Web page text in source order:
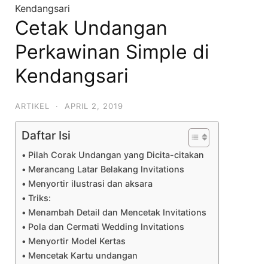
Kendangsari
Cetak Undangan
Perkawinan Simple di
Kendangsari
ARTIKEL · APRIL 2, 2019
Daftar Isi
Pilah Corak Undangan yang Dicita-citakan
Merancang Latar Belakang Invitations
Menyortir ilustrasi dan aksara
Triks:
Menambah Detail dan Mencetak Invitations
Pola dan Cermati Wedding Invitations
Menyortir Model Kertas
Mencetak Kartu undangan